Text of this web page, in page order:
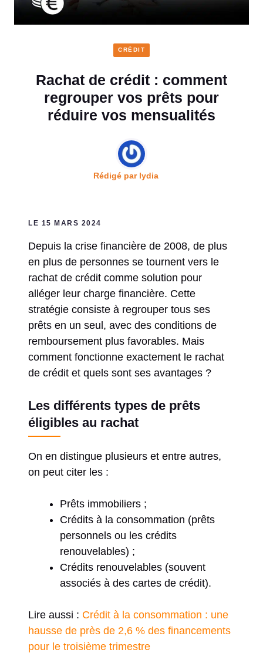
CRÉDIT
Rachat de crédit : comment
regrouper vos prêts pour
réduire vos mensualités
Rédigé par lydia
LE 15 MARS 2024
Depuis la crise financière de 2008, de plus
en plus de personnes se tournent vers le
rachat de crédit comme solution pour
alléger leur charge financière. Cette
stratégie consiste à regrouper tous ses
prêts en un seul, avec des conditions de
remboursement plus favorables. Mais
comment fonctionne exactement le rachat
de crédit et quels sont ses avantages ?
Les différents types de prêts
éligibles au rachat
On en distingue plusieurs et entre autres,
on peut citer les :
Prêts immobiliers ;
Crédits à la consommation (prêts
personnels ou les crédits
renouvelables) ;
Crédits renouvelables (souvent
associés à des cartes de crédit).
Lire aussi : Crédit à la consommation : une
hausse de près de 2,6 % des financements
pour le troisième trimestre